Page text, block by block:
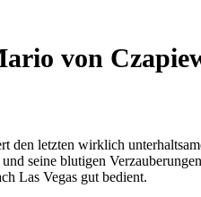
von
den letzten wirklich
seine blutigen
Las Vegas gut bedient.